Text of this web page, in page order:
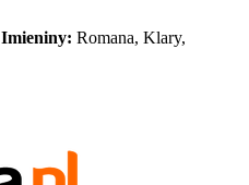
Imieniny: Romana, Klary,